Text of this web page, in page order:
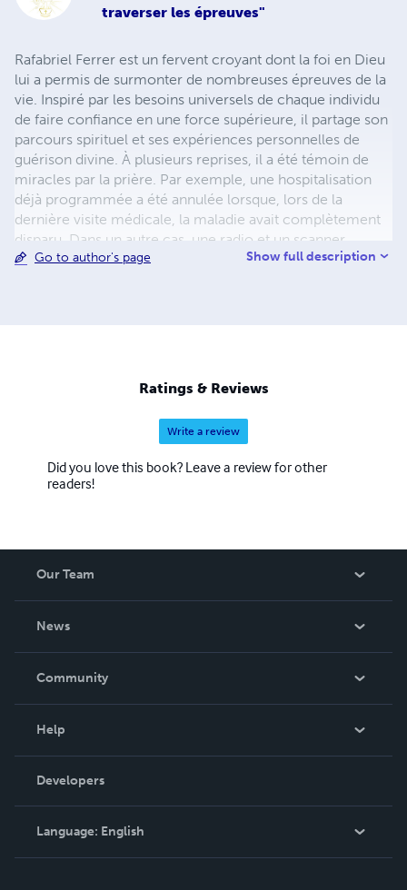
traverser les épreuves"
Rafabriel Ferrer est un fervent croyant dont la foi en Dieu
lui a permis de surmonter de nombreuses épreuves de la
vie. Inspiré par les besoins universels de chaque individu
de faire confiance en une force supérieure, il partage son
parcours spirituel et ses expériences personnelles de
guérison divine. À plusieurs reprises, il a été témoin de
miracles par la prière. Par exemple, une hospitalisation
déjà programmée a été annulée lorsque, lors de la
dernière visite médicale, la maladie avait complètement
disparu. Dans un autre cas, une radio et un scanner
avaient détecté un kyste et du liquide dans le genou,
Go to author's page Show full description
Ratings & Reviews
Write a review
Did you love this book? Leave a review for other
readers!
Our Team
News
In The News
Community
Podcast
Help
Order Lookup
Knowledge Base
Contact Support
Developers
Language: English